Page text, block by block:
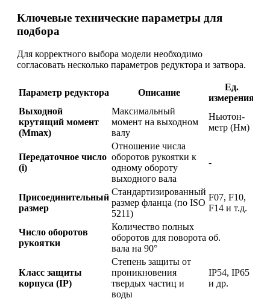
Ключевые технические параметры для
подбора
Для корректного выбора модели необходимо
согласовать несколько параметров редуктора и затвора.
Параметр редуктора Описание
Ед.
измерения
Выходной
крутящий момент
(Mmax)
Максимальный
момент на выходном
валу
Ньютон-
метр (Нм)
Передаточное число
(i)
Отношение числа
оборотов рукоятки к
одному обороту
выходного вала
-
Присоединительный
размер
Стандартизированный
размер фланца (по ISO
5211)
F07, F10,
F14 и т.д.
Число оборотов
рукоятки
Количество полных
оборотов для поворота
вала на 90°
об.
Класс защиты
корпуса (IP)
Степень защиты от
проникновения
твердых частиц и
воды
IP54, IP65
и др.